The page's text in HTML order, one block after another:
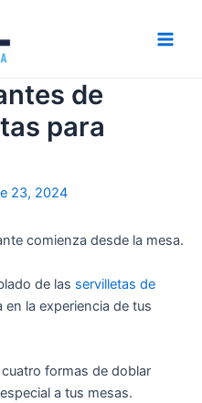
de
para
23, 2024
comienza desde la mesa.
de las servilletas de
en la experiencia de tus
formas de doblar
a tus mesas.